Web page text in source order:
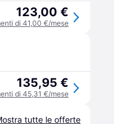
123,00 €
di 41,00 €/mese
135,95 €
di 45,31 €/mese
tutte le offerte